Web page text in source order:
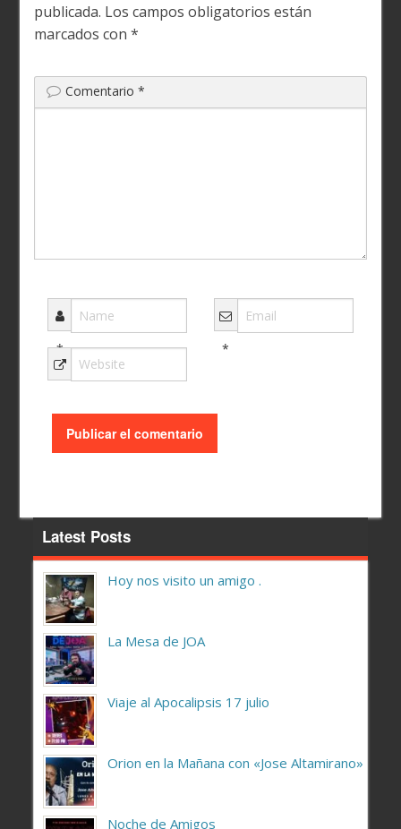
publicada. Los campos obligatorios están
marcados con*
Comentario*
* *
Latest Posts
Hoy nos visito un amigo .
La Mesa de JOA
Viaje al Apocalipsis 17 julio
Orion en la Mañana con «Jose Altamirano»
Noche de Amigos